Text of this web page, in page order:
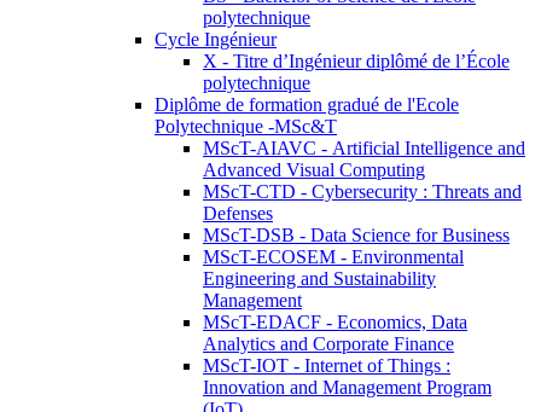
polytechnique
Cycle Ingénieur
X - Titre d’Ingénieur diplômé de l’École
polytechnique
Diplôme de formation gradué de l'Ecole
Polytechnique -MSc&T
MScT-AIAVC - Artificial Intelligence and
Advanced Visual Computing
MScT-CTD - Cybersecurity : Threats and
Defenses
MScT-DSB - Data Science for Business
MScT-ECOSEM - Environmental
Engineering and Sustainability
Management
MScT-EDACF - Economics, Data
Analytics and Corporate Finance
MScT-IOT - Internet of Things :
Innovation and Management Program